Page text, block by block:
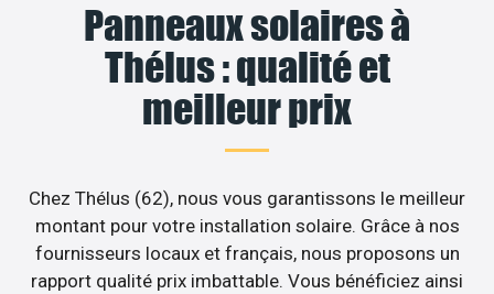
Panneaux solaires à
Thélus : qualité et
meilleur prix
Chez Thélus (62), nous vous garantissons le meilleur
montant pour votre installation solaire. Grâce à nos
fournisseurs locaux et français, nous proposons un
rapport qualité prix imbattable. Vous bénéficiez ainsi